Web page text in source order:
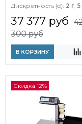
Дискретность (d): 2 г, 5
37 377 руб
300 руб
В КОРЗИНУ
Скидка 12%